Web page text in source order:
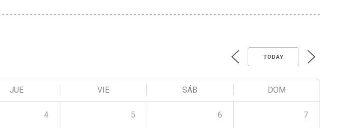
TODAY
JUE VIE SÁB DOM
4 5 6 7